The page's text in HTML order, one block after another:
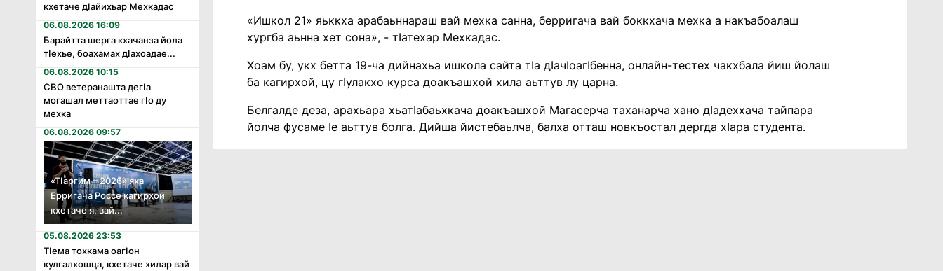
кхетаче дӏайихьар Мехкадас
06.08.2026 16:09
Барайтта шерга кхачанза йола
тӏехье, боахамах дӏахоадае...
06.08.2026 10:15
СВО ветеранашта дегӏа
могашал меттаоттае гӏо ду
мехка
06.08.2026 09:57
«Тӏаргим – 2026» яха
Ерригача Россе кагирхой
кхетаче я, вай...
05.08.2026 23:53
Тӏема тохкама оагӏон
кулгалхошца, кхетаче хилар вай
«Ишкол 21» яьккха арабаьннараш вай мехка санна, берригача вай боккхача мехка а накъабоалаш
хургба аьнна хет сона», - тӀатехар Мехкадас.
Хоам бу, укх бетта 19-ча дийнахьа ишкола сайта тӀа дӀачӀоагӀбенна, онлайн-тестех чакхбала йиш йолаш
ба кагирхой, цу гӀулакхо курса доакъашхой хила аьттув лу царна.
Белгалде деза, арахьара хьатӀабаьхкача доакъашхой Магасерча таханарча хано дӀадеххача тайпара
йолча фусаме Ӏе аьттув болга. Дийша йистебаьлча, балха отташ новкъостал дергда хӀара студента.